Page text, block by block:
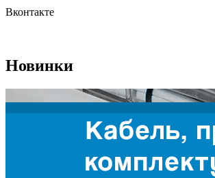
Вконтакте
Новинки